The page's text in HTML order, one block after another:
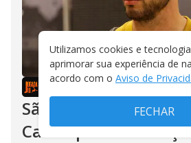
01/08/2026
São Paulo chega a
Calleri para
Utilizamos cookies e
aprimorar sua experiência de
acordo com o Aviso de
FECHAR